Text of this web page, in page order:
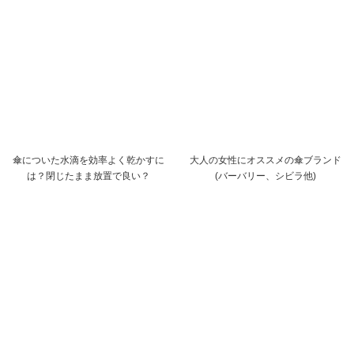
傘についた水滴を効率よく乾かすに
は？閉じたまま放置で良い？
大人の女性にオススメの傘ブランド
(バーバリー、シビラ他)